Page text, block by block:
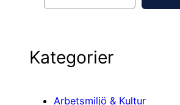
Kategorier
Arbetsmiljö & Kultur